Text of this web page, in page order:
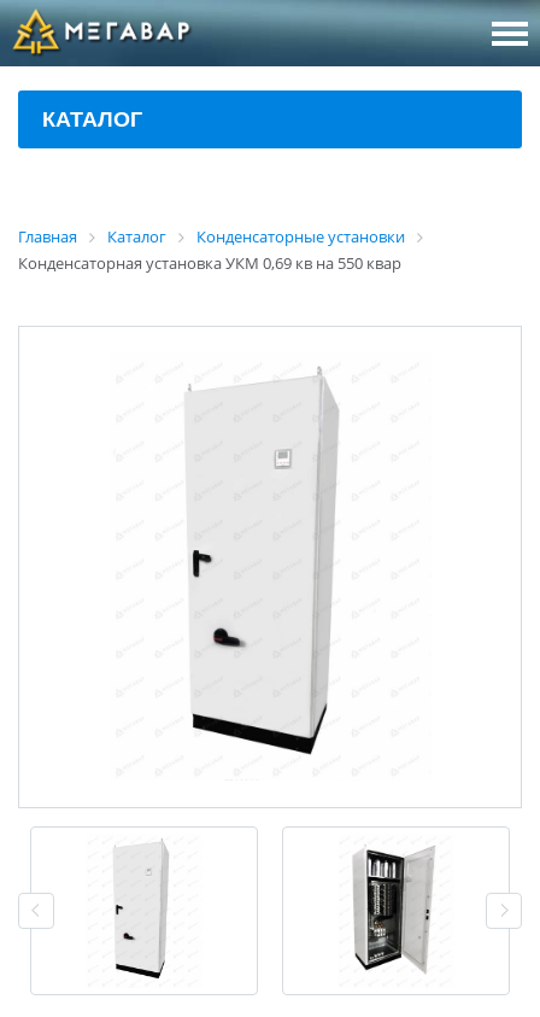
8
КАТАЛОГ
Главная Каталог
Конденсаторные установки
Конденсаторная установка УКМ 0,69 кв на 550 квар